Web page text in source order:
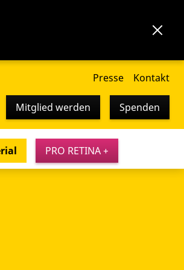
Presse Kontakt
Mitglied werden Spenden
PRO RETINA +